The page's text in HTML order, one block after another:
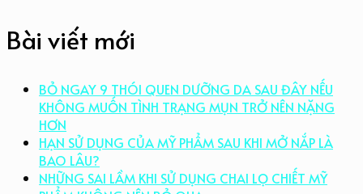
Bài viết mới
BỎ NGAY 9 THÓI QUEN DƯỠNG DA SAU ĐÂY NẾU
KHÔNG MUỐN TÌNH TRẠNG MỤN TRỞ NÊN NẶNG
HƠN
HẠN SỬ DỤNG CỦA MỸ PHẨM SAU KHI MỞ NẮP LÀ
BAO LÂU?
NHỮNG SAI LẦM KHI SỬ DỤNG CHAI LỌ CHIẾT MỸ